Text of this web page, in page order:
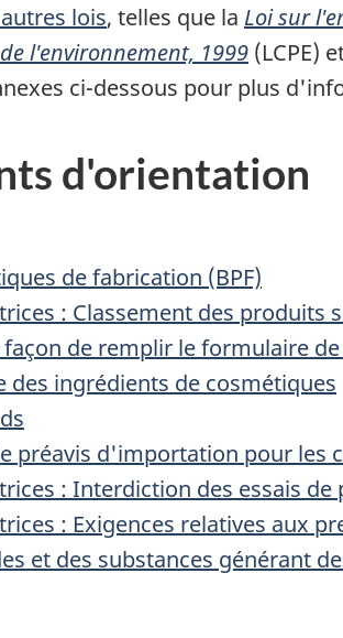
lois, telles que la Loi sur
l'environnement, 1999 (LCPE)
ci-dessous pour plus
d'orientation
de fabrication (BPF)
: Classement des
façon de remplir le formulaire
des ingrédients de cosmétiques
préavis d'importation pour les
: Interdiction des essais
: Exigences relatives aux
et des substances générant